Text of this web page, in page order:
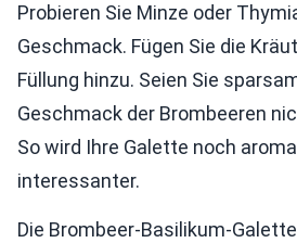
Probieren Sie Minze oder
Geschmack. Fügen Sie die
Füllung hinzu. Seien Sie
Geschmack der Brombeeren
So wird Ihre Galette noch
interessanter.
Die Brombeer-Basilikum-